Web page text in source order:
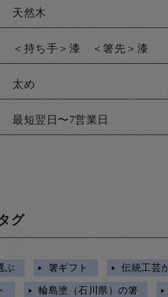
天然木
＜持ち手＞漆 ＜箸先＞漆
太め
最短翌日〜7営業日
グ
ぶ 箸ギフト 伝統工芸
輪島塗（石川県）の箸